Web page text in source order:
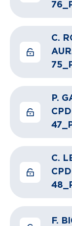
C.
P.
C.
F.